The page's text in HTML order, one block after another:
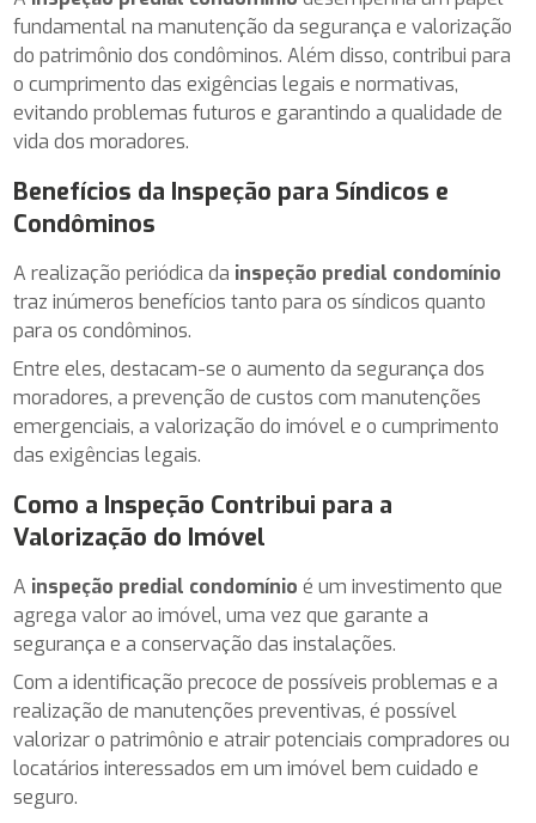
fundamental na manutenção da segurança e valorização
do patrimônio dos condôminos. Além disso, contribui para
o cumprimento das exigências legais e normativas,
evitando problemas futuros e garantindo a qualidade de
vida dos moradores.
Benefícios da Inspeção para Síndicos e
Condôminos
A realização periódica da inspeção predial condomínio
traz inúmeros benefícios tanto para os síndicos quanto
para os condôminos.
Entre eles, destacam-se o aumento da segurança dos
moradores, a prevenção de custos com manutenções
emergenciais, a valorização do imóvel e o cumprimento
das exigências legais.
Como a Inspeção Contribui para a
Valorização do Imóvel
A inspeção predial condomínio é um investimento que
agrega valor ao imóvel, uma vez que garante a
segurança e a conservação das instalações.
Com a identificação precoce de possíveis problemas e a
realização de manutenções preventivas, é possível
valorizar o patrimônio e atrair potenciais compradores ou
locatários interessados em um imóvel bem cuidado e
seguro.